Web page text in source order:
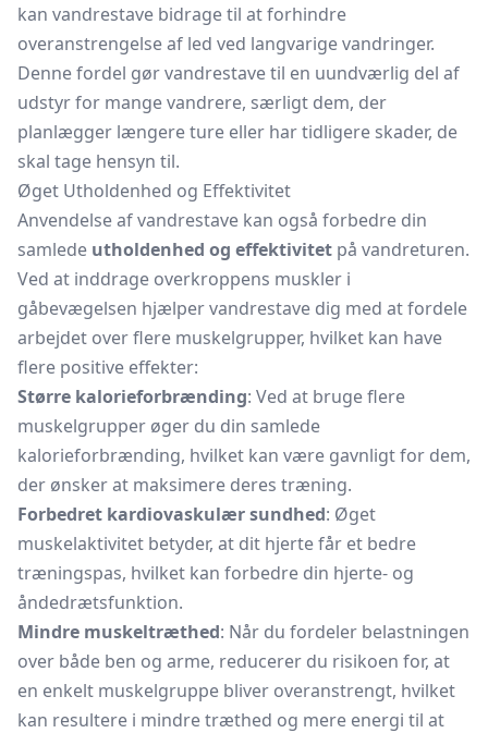
kan vandrestave bidrage til at forhindre
overanstrengelse af led ved langvarige vandringer.
Denne fordel gør vandrestave til en uundværlig del af
udstyr for mange vandrere, særligt dem, der
planlægger længere ture eller har tidligere skader, de
skal tage hensyn til.
Øget Utholdenhed og Effektivitet
Anvendelse af vandrestave kan også forbedre din
samlede utholdenhed og effektivitet på vandreturen.
Ved at inddrage overkroppens muskler i
gåbevægelsen hjælper vandrestave dig med at fordele
arbejdet over flere muskelgrupper, hvilket kan have
flere positive effekter:
Større kalorieforbrænding: Ved at bruge flere
muskelgrupper øger du din samlede
kalorieforbrænding, hvilket kan være gavnligt for dem,
der ønsker at maksimere deres træning.
Forbedret kardiovaskulær sundhed: Øget
muskelaktivitet betyder, at dit hjerte får et bedre
træningspas, hvilket kan forbedre din hjerte- og
åndedrætsfunktion.
Mindre muskeltræthed: Når du fordeler belastningen
over både ben og arme, reducerer du risikoen for, at
en enkelt muskelgruppe bliver overanstrengt, hvilket
kan resultere i mindre træthed og mere energi til at